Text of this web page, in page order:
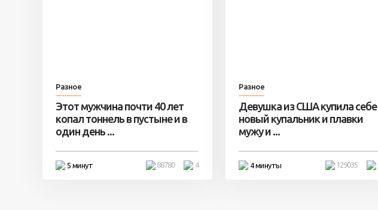
Разное
Этот мужчина почти 40 лет
копал тоннель в пустыне и в
один день ...
5 минут 4
88780
Разное
Девушка из США купила себе
новый купальник и плавки
мужу и ...
4 минуты 129035